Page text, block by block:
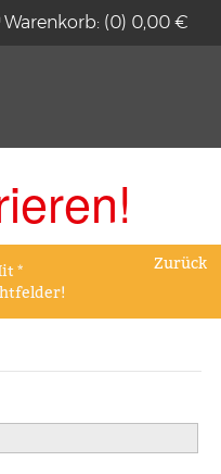
Warenkorb: (0) 0,00 €
Zurück
*